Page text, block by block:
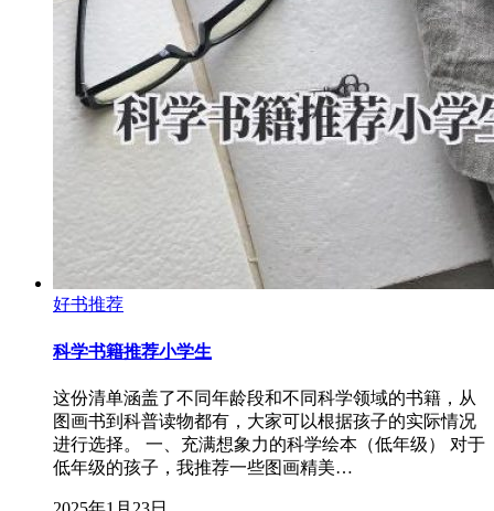
好书推荐
科学书籍推荐小学生
这份清单涵盖了不同年龄段和不同科学领域的书籍，从
图画书到科普读物都有，大家可以根据孩子的实际情况
进行选择。 一、充满想象力的科学绘本（低年级） 对于
低年级的孩子，我推荐一些图画精美…